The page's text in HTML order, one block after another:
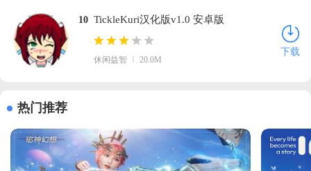
10 TickleKuri汉化版v1.0 安卓版
休闲益智 20.0M
下载
热门推荐